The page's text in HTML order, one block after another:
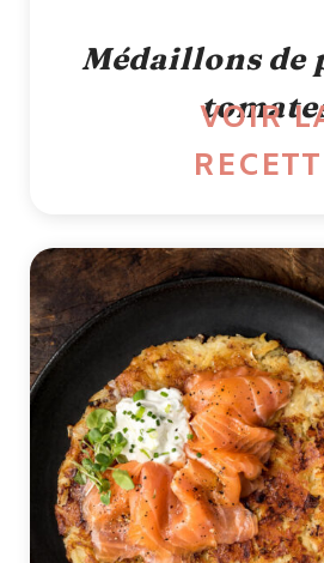
Médaillons de
VOIR